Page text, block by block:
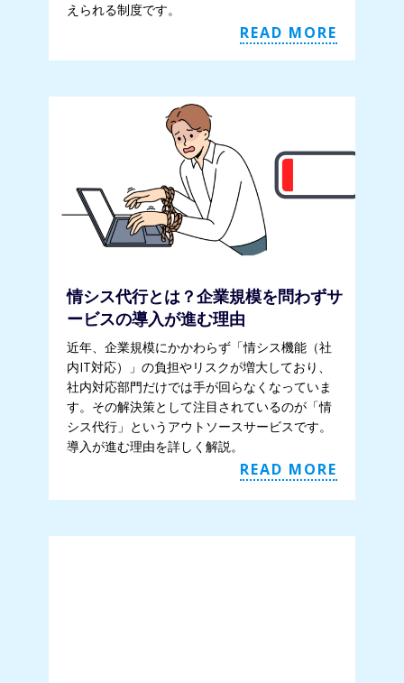
えられる制度です。
READ MORE
情シス代行とは？企業規模を問わずサ
ービスの導入が進む理由
近年、企業規模にかかわらず「情シス機能（社
内IT対応）」の負担やリスクが増大しており、
社内対応部門だけでは手が回らなくなっていま
す。その解決策として注目されているのが「情
シス代行」というアウトソースサービスです。
導入が進む理由を詳しく解説。
READ MORE